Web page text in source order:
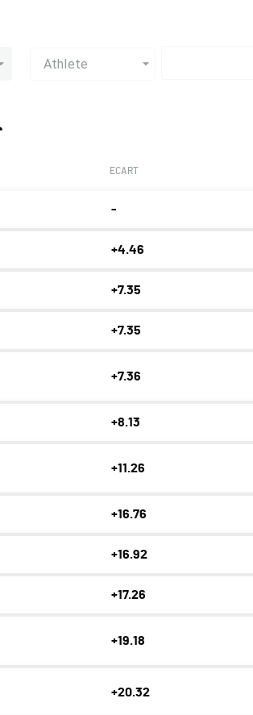
Athlete
ECART
-
+4.46
+7.35
+7.35
+7.36
+8.13
+11.26
+16.76
+16.92
+17.26
+19.18
+20.32